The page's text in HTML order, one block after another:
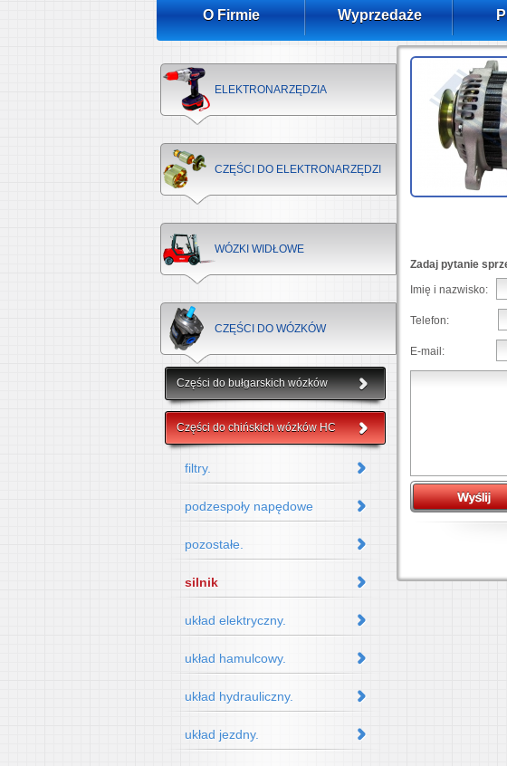
O Firmie Wyprzedaże
ELEKTRONARZĘDZIA
CZĘŚCI DO ELEKTRONARZĘDZI
WÓZKI WIDŁOWE
CZĘŚCI DO WÓZKÓW
Części do bułgarskich wózków
Części do chińskich wózków HC
filtry.
podzespoły napędowe
pozostałe.
silnik
układ elektryczny.
układ hamulcowy.
układ hydrauliczny.
układ jezdny.
Zadaj pytanie
Imię i nazwisko:
Telefon:
E-mail: